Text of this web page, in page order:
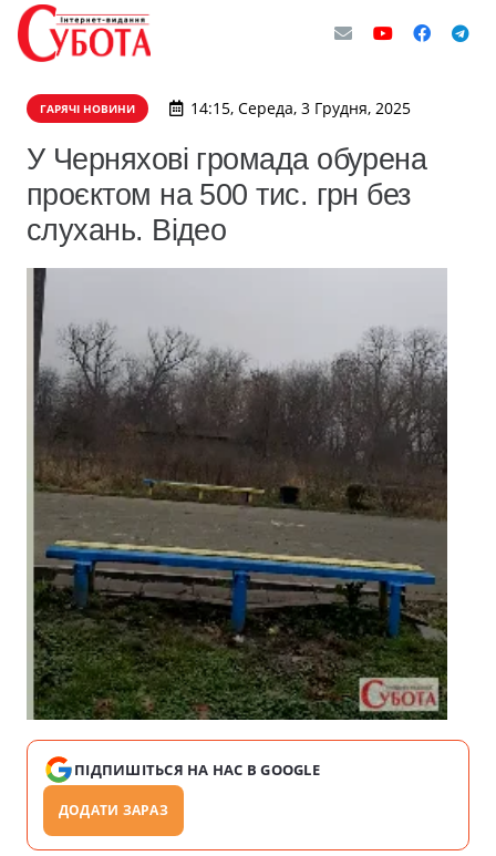
ГАРЯЧІ НОВИНИ 14:15, Середа, 3 Грудня, 2025
У Черняхові громада обурена
проєктом на 500 тис. грн без
слухань. Відео
ПІДПИШІТЬСЯ НА НАС В GOOGLE
ДОДАТИ ЗАРАЗ